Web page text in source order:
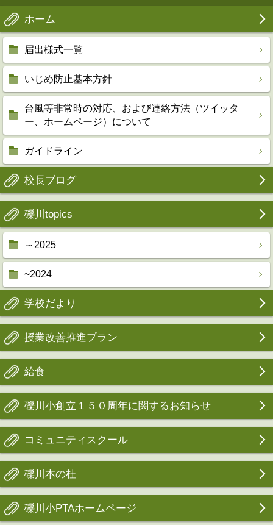
ホーム
届出様式一覧
いじめ防止基本方針
台風等非常時の対応、および連絡方法（ツイッタ
ー、ホームページ）について
ガイドライン
校長ブログ
礫川topics
～2025
~2024
学校だより
授業改善推進プラン
給食
礫川小創立１５０周年に関するお知らせ
コミュニティスクール
礫川本の杜
礫川小PTAホームページ